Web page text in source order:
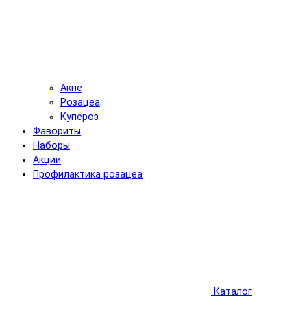
Акне
Розацеа
Купероз
Фавориты
Наборы
Акции
Профилактика розацеа
Каталог